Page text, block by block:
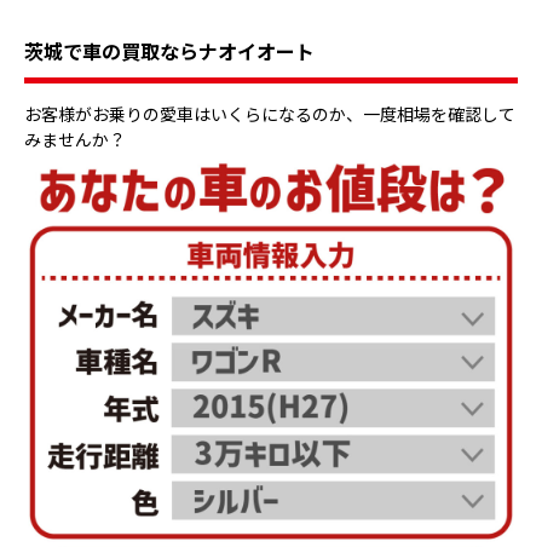
茨城で車の買取ならナオイオート
お客様がお乗りの愛車はいくらになるのか、一度相場を確認して
みませんか？